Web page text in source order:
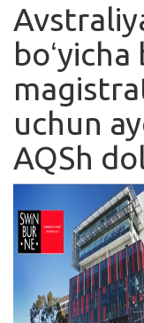
Ishlar
Kurslar
Blog
Yana
Qidirish
Kirish
uchun
AQSh